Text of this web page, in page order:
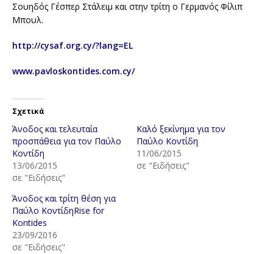
Σουηδός Γέσπερ Στάλειμ και στην τρίτη ο Γερμανός Φίλιπ
Μπουλ.
http://cysaf.org.cy/?lang=EL
www.pavloskontides.com.cy/
Σχετικά
Άνοδος και τελευταία
προσπάθεια για τον Παύλο
Κοντίδη
13/06/2015
σε "Ειδήσεις"
Καλό ξεκίνημα για τον
Παύλο Κοντίδη
11/06/2015
σε "Ειδήσεις"
Άνοδος και τρίτη θέση για
Παύλο ΚοντίδηRise for
Kontides
23/09/2016
σε "Ειδήσεις"